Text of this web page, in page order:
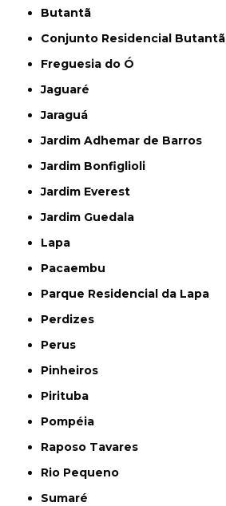
Butantã
Conjunto Residencial Butantã
Freguesia do Ó
Jaguaré
Jaraguá
Jardim Adhemar de Barros
Jardim Bonfiglioli
Jardim Everest
Jardim Guedala
Lapa
Pacaembu
Parque Residencial da Lapa
Perdizes
Perus
Pinheiros
Pirituba
Pompéia
Raposo Tavares
Rio Pequeno
Sumaré